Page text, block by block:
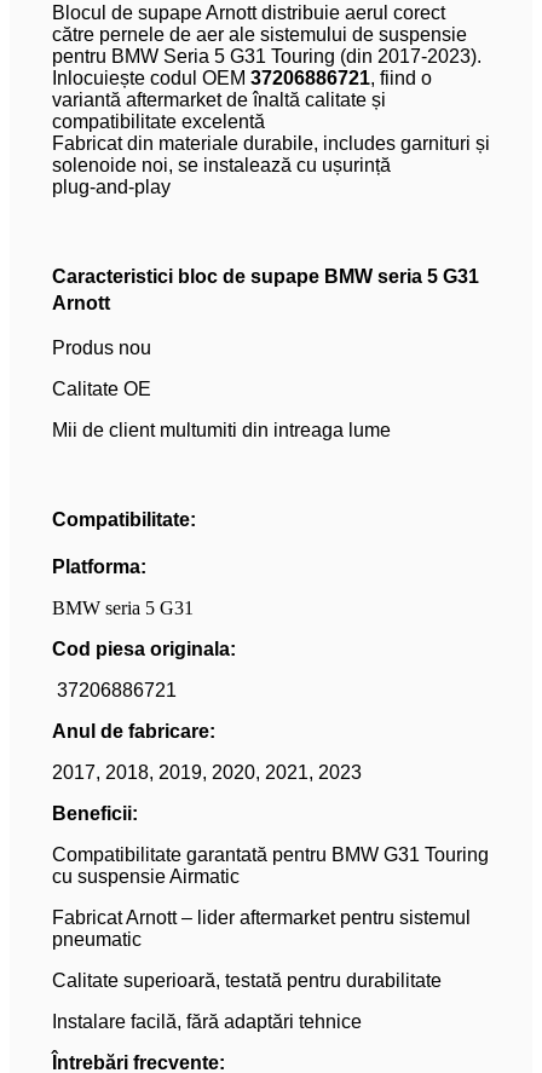
Blocul de supape Arnott distribuie aerul corect
către pernele de aer ale sistemului de suspensie
pentru BMW Seria 5 G31 Touring (din 2017-2023).
Inlocuiește codul OEM 37206886721, fiind o
variantă aftermarket de înaltă calitate și
compatibilitate excelentă
Fabricat din materiale durabile, includes garnituri și
solenoide noi, se instalează cu ușurință
plug‑and‑play
Caracteristici bloc de supape BMW seria 5 G31
Arnott
Produs nou
Calitate OE
Mii de client multumiti din intreaga lume
Compatibilitate:
Platforma:
BMW seria 5 G31
Cod piesa originala:
37206886721
Anul de fabricare:
2017, 2018, 2019, 2020, 2021, 2023
Beneficii:
Compatibilitate garantată pentru BMW G31 Touring
cu suspensie Airmatic
Fabricat Arnott – lider aftermarket pentru sistemul
pneumatic
Calitate superioară, testată pentru durabilitate
Instalare facilă, fără adaptări tehnice
Întrebări frecvente: